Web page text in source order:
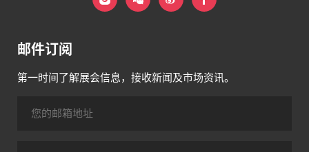
邮件订阅
第一时间了解展会信息，接收新闻及市场资讯。